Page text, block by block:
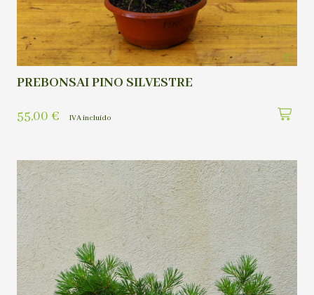
PREBONSAI PINO SILVESTRE
55,00 € IVA incluído